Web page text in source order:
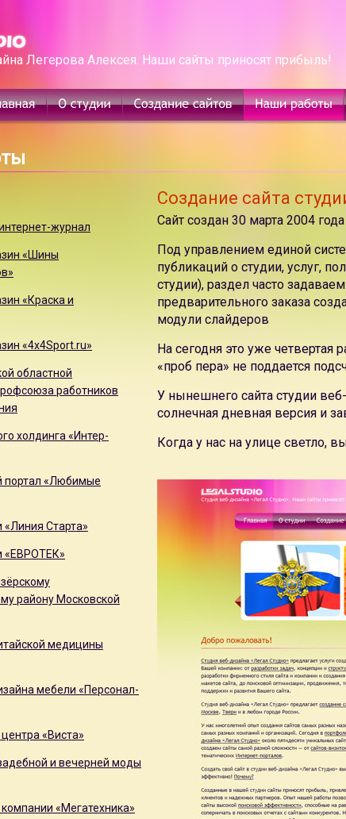
Легерова Алексея. Наши сайты приносят прибыль!
журнал
«Шины
«Краска и
«4x4Sport.ru»
областной
работников
холдинга «Интер-
портал «Любимые
Старта»
«ЕВРОТЕК»
району Московской
медицины
мебели «Персонал-
«Виста»
и вечерней моды
«Мегатехника»
Создание сайта
Сайт создан 30 марта 2004 года
Под управлением единой
публикаций о студии, услуг,
студии), раздел часто
предварительного заказа
модули слайдеров
На сегодня это уже четвертая
«проб пера» не поддается
У нынешнего сайта студии
солнечная дневная версия и
Когда у нас на улице светло,